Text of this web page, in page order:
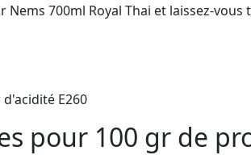
700ml Royal Thai et laissez-
E260
pour 100 gr de